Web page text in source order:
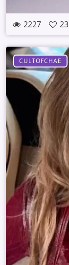
2227 23
CULTOFCHAE